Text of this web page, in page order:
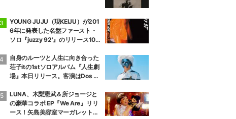
YOUNG JUJU（現KEIJU）が201
6年に発表した名盤ファースト・
ソロ『juzzy 92'』のリリース10
Anniversary Edition)』が2枚組O
range Color Vinyl／帯付き見開き
ジャケット／完全限定プレスのア
自身のルーツと人生に向き合った
荘子itの1stソロアルバム『人生劇
場』本日リリース。客演はDos M
み。
LUNA、木梨憲武＆所ジョージと
の豪華コラボ EP『We Are』リリ
ース！矢島美容室マーガレットと